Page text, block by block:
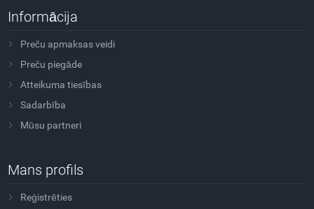
Informācija
Preču apmaksas veidi
Preču piegāde
Atteikuma tiesības
Sadarbība
Mūsu partneri
Mans profils
Reģistrēties